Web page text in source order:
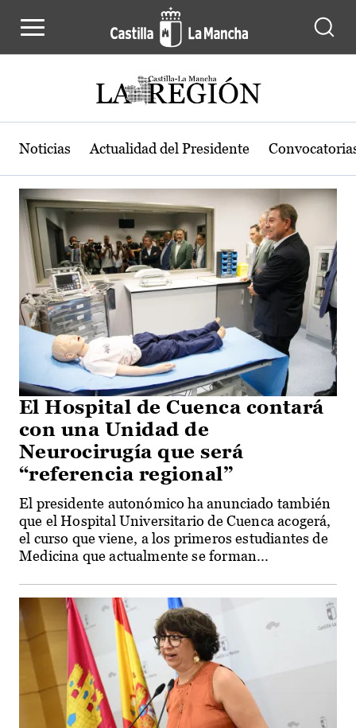
Actualidad de la región de Castilla-
Noticias Actualidad del Presidente
El Hospital de Cuenca contará
con una Unidad de
Neurocirugía que será
“referencia regional”
El presidente autonómico ha anunciado también
que el Hospital Universitario de Cuenca acogerá,
el curso que viene, a los primeros estudiantes de
Medicina que actualmente se forman...